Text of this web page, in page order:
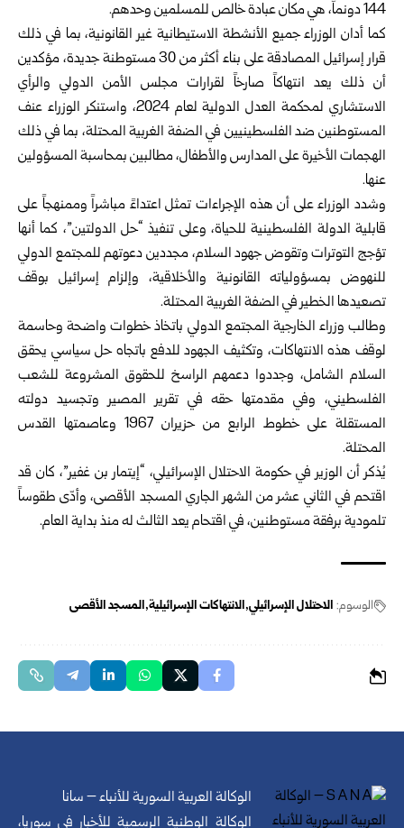
144 دونماً، هي مكان عبادة خالص للمسلمين وحدهم.
كما أدان الوزراء جميع الأنشطة الاستيطانية غير القانونية، بما في ذلك
قرار إسرائيل المصادقة على بناء أكثر من 30 مستوطنة جديدة، مؤكدين
أن ذلك يعد انتهاكاً صارخاً لقرارات مجلس الأمن الدولي والرأي
الاستشاري لمحكمة العدل الدولية لعام 2024، واستنكر الوزراء عنف
المستوطنين ضد الفلسطينيين في الضفة الغربية المحتلة، بما في ذلك
الهجمات الأخيرة على المدارس والأطفال، مطالبين بمحاسبة المسؤولين
عنها.
وشدد الوزراء على أن هذه الإجراءات تمثل اعتداءً مباشراً وممنهجاً على
قابلية الدولة الفلسطينية للحياة، وعلى تنفيذ “حل الدولتين”، كما أنها
تؤجج التوترات وتقوض جهود السلام، مجددين دعوتهم للمجتمع الدولي
للنهوض بمسؤولياته القانونية والأخلاقية، وإلزام إسرائيل بوقف
تصعيدها الخطير في الضفة الغربية المحتلة.
وطالب وزراء الخارجية المجتمع الدولي باتخاذ خطوات واضحة وحاسمة
لوقف هذه الانتهاكات، وتكثيف الجهود للدفع باتجاه حل سياسي يحقق
السلام الشامل، وجددوا دعمهم الراسخ للحقوق المشروعة للشعب
الفلسطيني، وفي مقدمتها حقه في تقرير المصير وتجسيد دولته
المستقلة على خطوط الرابع من حزيران 1967 وعاصمتها القدس
المحتلة.
يُذكر أن الوزير في حكومة الاحتلال الإسرائيلي، “إيتمار بن غفير”، كان قد
اقتحم في الثاني عشر من الشهر الجاري المسجد الأقصى، وأدّى طقوساً
تلمودية برفقة مستوطنين، في اقتحام يعد الثالث له منذ بداية العام.
الوسوم: الاحتلال الإسرائيلي الانتهاكات الإسرائيلية المسجد الأقصى
الوكالة العربية السورية للأنباء – سانا
الوكالة الوطنية الرسمية للأخبار في سوريا،